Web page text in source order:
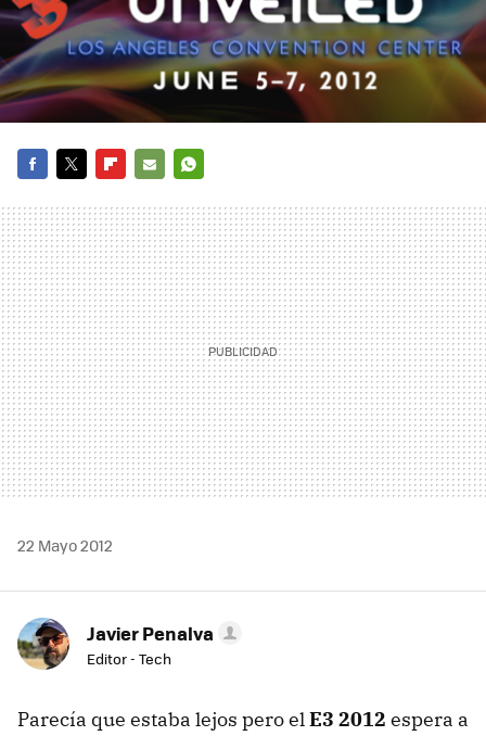
MAIL
22 Mayo 2012
Javier Penalva
Editor - Tech
Parecía que estaba lejos pero elE3 2012 espera a